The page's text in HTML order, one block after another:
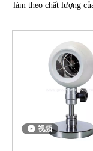
làm theo chất lượng
视频